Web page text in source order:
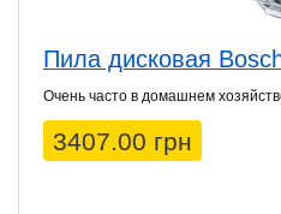
Пила дисковая
Очень часто в домашнем
3407.00 грн